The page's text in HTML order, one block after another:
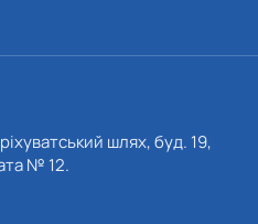
шлях, буд. 19,
№ 12.